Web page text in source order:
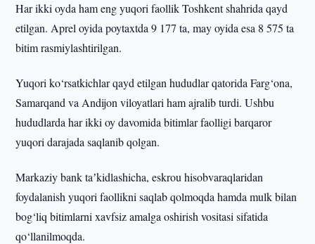
Har ikki oyda ham eng yuqori faollik Toshkent shahrida qayd
etilgan. Aprel oyida poytaxtda 9 177 ta, may oyida esa 8 575 ta
bitim rasmiylashtirilgan.
Yuqori ko‘rsatkichlar qayd etilgan hududlar qatorida Farg‘ona,
Samarqand va Andijon viloyatlari ham ajralib turdi. Ushbu
hududlarda har ikki oy davomida bitimlar faolligi barqaror
yuqori darajada saqlanib qolgan.
Markaziy bank taʼkidlashicha, eskrou hisobvaraqlaridan
foydalanish yuqori faollikni saqlab qolmoqda hamda mulk bilan
bog‘liq bitimlarni xavfsiz amalga oshirish vositasi sifatida
qo‘llanilmoqda.